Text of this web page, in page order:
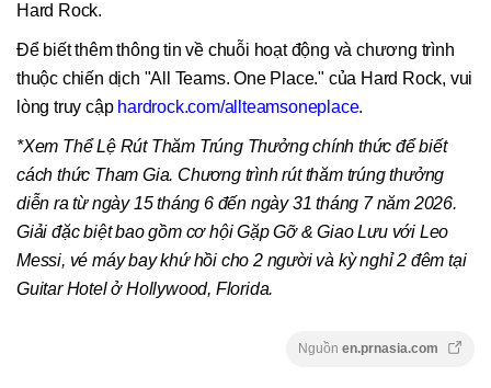
Hard Rock.
Để biết thêm thông tin về chuỗi hoạt động và chương trình
thuộc chiến dịch "All Teams. One Place." của Hard Rock, vui
lòng truy cập hardrock.com/allteamsoneplace.
*Xem Thể Lệ Rút Thăm Trúng Thưởng chính thức để biết
cách thức Tham Gia. Chương trình rút thăm trúng thưởng
diễn ra từ ngày 15 tháng 6 đến ngày 31 tháng 7 năm 2026.
Giải đặc biệt bao gồm cơ hội Gặp Gỡ & Giao Lưu với Leo
Messi, vé máy bay khứ hồi cho 2 người và kỳ nghỉ 2 đêm tại
Guitar Hotel ở Hollywood, Florida.
Nguồn en.prnasia.com